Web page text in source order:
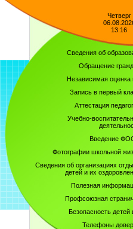
Четверг
13:16
Сведения об
Обращение
Независимая оценка
Запись в первый
Аттестация
Учебно-
Введение
Фотографии школьной
Сведения об организациях
детей и их
Полезная
Профсоюзная
Безопасность детей
Телефоны